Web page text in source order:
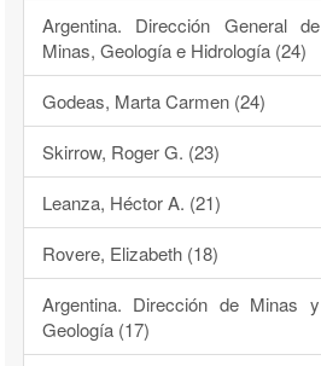
Argentina. Dirección General de
Minas, Geología e Hidrología (24)
Godeas, Marta Carmen (24)
Skirrow, Roger G. (23)
Leanza, Héctor A. (21)
Rovere, Elizabeth (18)
Argentina. Dirección de Minas y
Geología (17)